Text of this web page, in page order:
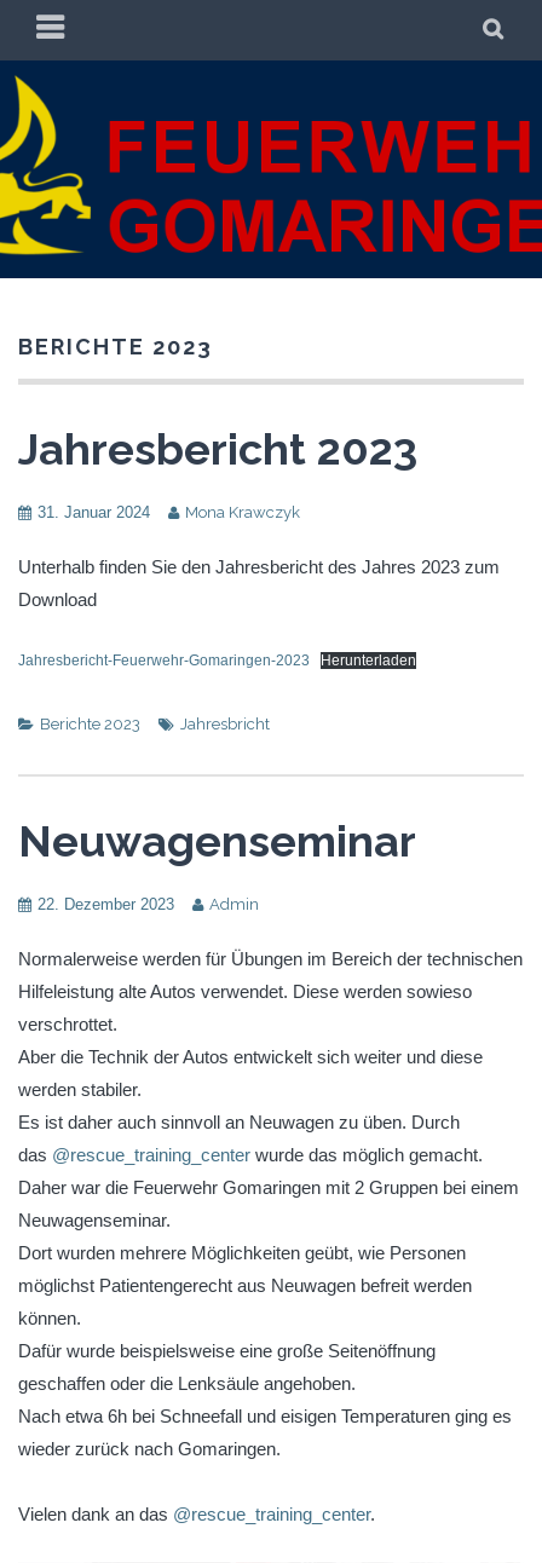
Zum
springen
PRIMÄRES
MENÜ
FREIWILLIGE
FEUERWEHR
GOMARINGEN
FREIWILLIGE FEUERWEHR GOMARINGEN
BERICHTE 2023
Jahresbericht 2023
31. Januar 2024 Mona Krawczyk
Unterhalb finden Sie den Jahresbericht des Jahres 2023 zum
Download
Jahresbericht-Feuerwehr-Gomaringen-2023 Herunterladen
Berichte 2023 Jahresbricht
Neuwagenseminar
22. Dezember 2023 Admin
Normalerweise werden für Übungen im Bereich der technischen
Hilfeleistung alte Autos verwendet. Diese werden sowieso
verschrottet.
Aber die Technik der Autos entwickelt sich weiter und diese
werden stabiler.
Es ist daher auch sinnvoll an Neuwagen zu üben. Durch
das @rescue_training_center wurde das möglich gemacht.
Daher war die Feuerwehr Gomaringen mit 2 Gruppen bei einem
Neuwagenseminar.
Dort wurden mehrere Möglichkeiten geübt, wie Personen
möglichst Patientengerecht aus Neuwagen befreit werden
können.
Dafür wurde beispielsweise eine große Seitenöffnung
geschaffen oder die Lenksäule angehoben.
Nach etwa 6h bei Schneefall und eisigen Temperaturen ging es
wieder zurück nach Gomaringen.
Vielen dank an das @rescue_training_center.